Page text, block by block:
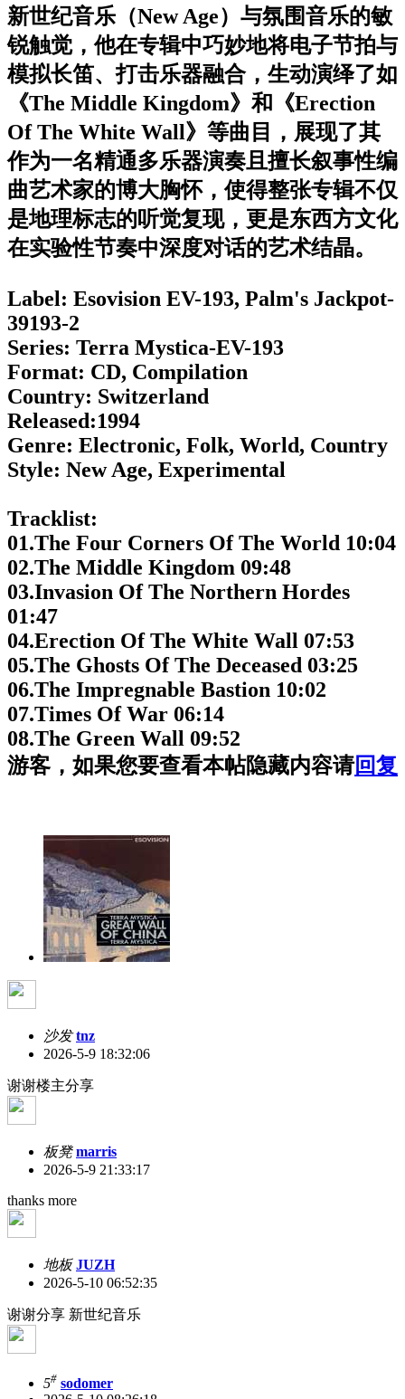
新世纪音乐（New Age）与氛围音乐的敏
锐触觉，他在专辑中巧妙地将电子节拍与
模拟长笛、打击乐器融合，生动演绎了如
《The Middle Kingdom》和《Erection
Of The White Wall》等曲目，展现了其
作为一名精通多乐器演奏且擅长叙事性编
曲艺术家的博大胸怀，使得整张专辑不仅
是地理标志的听觉复现，更是东西方文化
在实验性节奏中深度对话的艺术结晶。
Label: Esovision EV-193, Palm's Jackpot-
39193-2
Series: Terra Mystica-EV-193
Format: CD, Compilation
Country: Switzerland
Released:1994
Genre: Electronic, Folk, World, Country
Style: New Age, Experimental
Tracklist:
01.The Four Corners Of The World 10:04
02.The Middle Kingdom 09:48
03.Invasion Of The Northern Hordes
01:47
04.Erection Of The White Wall 07:53
05.The Ghosts Of The Deceased 03:25
06.The Impregnable Bastion 10:02
07.Times Of War 06:14
08.The Green Wall 09:52
游客，如果您要查看本帖隐藏内容请回复
沙发 tnz
2026-5-9 18:32:06
谢谢楼主分享
板凳 marris
2026-5-9 21:33:17
thanks more
地板 JUZH
2026-5-10 06:52:35
谢谢分享 新世纪音乐
5# sodomer